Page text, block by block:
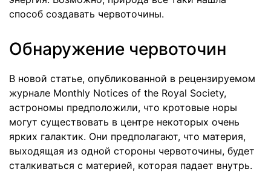
способ создавать червоточины.
Обнаружение червоточин
В новой статье, опубликованной в рецензируемом
журнале Monthly Notices of the Royal Society,
астрономы предположили, что кротовые норы
могут существовать в центре некоторых очень
ярких галактик. Они предполагают, что материя,
выходящая из одной стороны червоточины, будет
сталкиваться с материей, которая падает внутрь.